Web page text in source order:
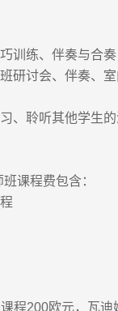
训练、伴奏与合奏
研讨会、伴奏、
、聆听其他学生
课程费包含：
程200欧元，瓦迪